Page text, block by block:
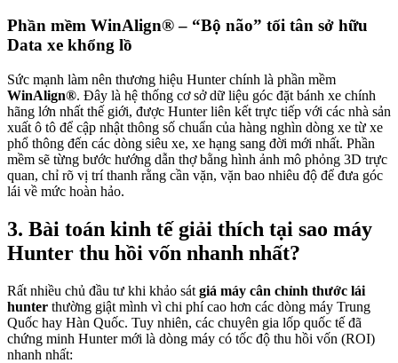
Phần mềm WinAlign® – “Bộ não” tối tân sở hữu
Data xe khổng lồ
Sức mạnh làm nên thương hiệu Hunter chính là phần mềm
WinAlign®. Đây là hệ thống cơ sở dữ liệu góc đặt bánh xe chính
hãng lớn nhất thế giới, được Hunter liên kết trực tiếp với các nhà sản
xuất ô tô để cập nhật thông số chuẩn của hàng nghìn dòng xe từ xe
phổ thông đến các dòng siêu xe, xe hạng sang đời mới nhất. Phần
mềm sẽ từng bước hướng dẫn thợ bằng hình ảnh mô phỏng 3D trực
quan, chỉ rõ vị trí thanh rằng cần vặn, vặn bao nhiêu độ để đưa góc
lái về mức hoàn hảo.
3. Bài toán kinh tế giải thích tại sao máy
Hunter thu hồi vốn nhanh nhất?
Rất nhiều chủ đầu tư khi khảo sát giá máy cân chỉnh thước lái
hunter thường giật mình vì chi phí cao hơn các dòng máy Trung
Quốc hay Hàn Quốc. Tuy nhiên, các chuyên gia lốp quốc tế đã
chứng minh Hunter mới là dòng máy có tốc độ thu hồi vốn (ROI)
nhanh nhất: